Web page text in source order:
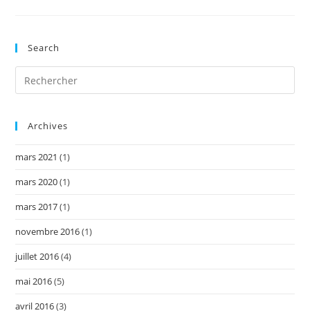
Search
Archives
mars 2021 (1)
mars 2020(1)
mars 2017(1)
novembre 2016(1)
juillet 2016(4)
mai 2016(5)
avril 2016(3)